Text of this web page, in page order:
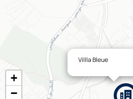
Villla Bleue
+
−